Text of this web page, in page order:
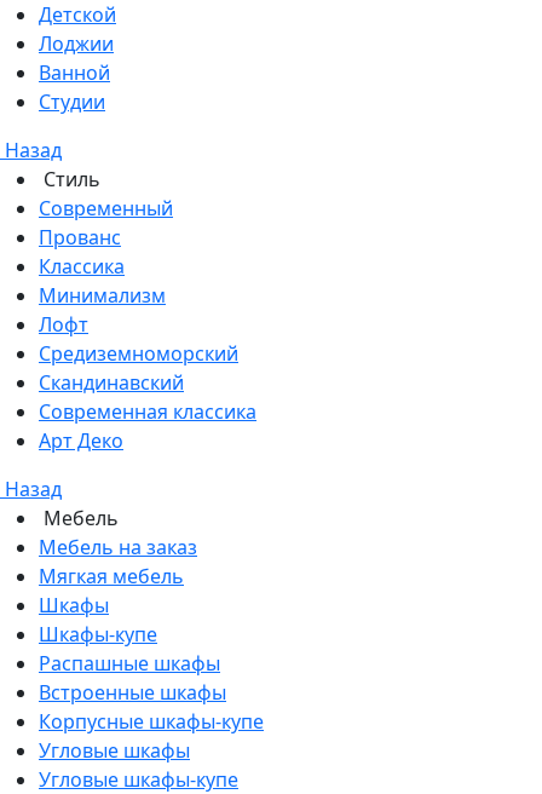
Детской
Лоджии
Ванной
Студии
Назад
Стиль
Современный
Прованс
Классика
Минимализм
Лофт
Средиземноморский
Скандинавский
Современная классика
Арт Деко
Назад
Мебель
Мебель на заказ
Мягкая мебель
Шкафы
Шкафы-купе
Распашные шкафы
Встроенные шкафы
Корпусные шкафы-купе
Угловые шкафы
Угловые шкафы-купе